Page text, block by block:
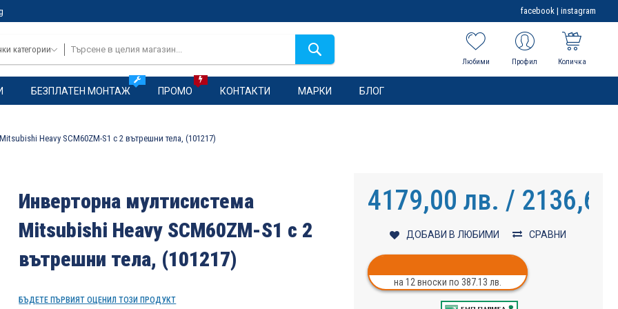
facebook | instagram
категории
Любими Профил Количка
БЕЗПЛАТЕН МОНТАЖ ПРОМО КОНТАКТИ МАРКИ БЛОГ
Heavy SCM60ZM-S1 с 2 вътрешни тела, (101217)
Инверторна мултисистема
Mitsubishi Heavy SCM60ZM-S1 с 2
вътрешни тела, (101217)
БЪДЕТЕ ПЪРВИЯТ ОЦЕНИЛ ТОЗИ ПРОДУКТ
4179,00 лв. / 2136,69
ДОБАВИ В ЛЮБИМИ СРАВНИ
на 12 вноски по 387.13 лв.